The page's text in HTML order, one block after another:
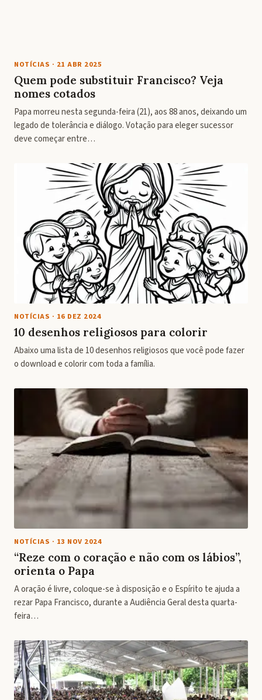
NOTÍCIAS · 21 ABR 2025
Quem pode substituir Francisco? Veja
nomes cotados
Papa morreu nesta segunda-feira (21), aos 88 anos, deixando um
legado de tolerância e diálogo. Votação para eleger sucessor
deve começar entre…
NOTÍCIAS · 16 DEZ 2024
10 desenhos religiosos para colorir
Abaixo uma lista de 10 desenhos religiosos que você pode fazer
o download e colorir com toda a família.
NOTÍCIAS · 13 NOV 2024
“Reze com o coração e não com os lábios”,
orienta o Papa
A oração é livre, coloque-se à disposição e o Espírito te ajuda a
rezar Papa Francisco, durante a Audiência Geral desta quarta-
feira…